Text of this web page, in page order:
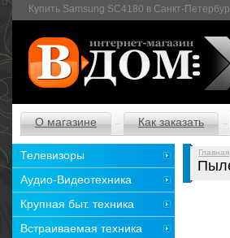
Купить Samsung SC4180 в Санкт-
О магазине Как заказать
Главная
Телевизоры
Аудио-Видеотехника
Крупная быт. техника
Встраиваемая техника